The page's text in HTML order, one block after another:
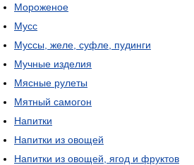
Мороженое
Мусс
Муссы, желе, суфле, пудинги
Мучные изделия
Мясные рулеты
Мятный самогон
Напитки
Напитки из овощей
Напитки из овощей, ягод и фруктов